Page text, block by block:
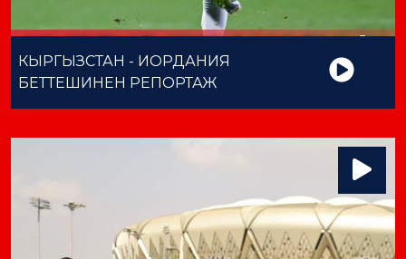
КЫРГЫЗСТАН - ИОРДАНИЯ
БЕТТЕШИНЕН РЕПОРТАЖ